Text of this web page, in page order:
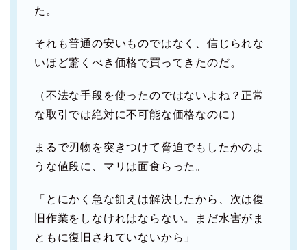
た。
それも普通の安いものではなく、信じられな
いほど驚くべき価格で買ってきたのだ。
（不法な手段を使ったのではないよね？正常
な取引では絶対に不可能な価格なのに）
まるで刃物を突きつけて脅迫でもしたかのよ
うな値段に、マリは面食らった。
「とにかく急な飢えは解決したから、次は復
旧作業をしなけれはならない。まだ水害がま
ともに復旧されていないから」